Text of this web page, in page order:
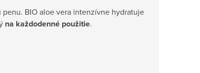
BIO aloe vera intenzívne hydratuje
na každodenné použitie.